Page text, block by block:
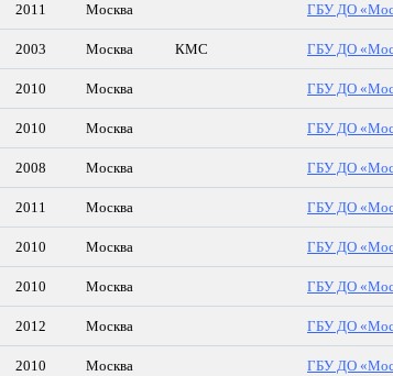
2011 Москва ГБУ ДО
2003 Москва КМС ГБУ ДО
2010 Москва ГБУ ДО
2010 Москва ГБУ ДО
2008 Москва ГБУ ДО
2011 Москва ГБУ ДО
2010 Москва ГБУ ДО
2010 Москва ГБУ ДО
2012 Москва ГБУ ДО
2010 Москва ГБУ ДО